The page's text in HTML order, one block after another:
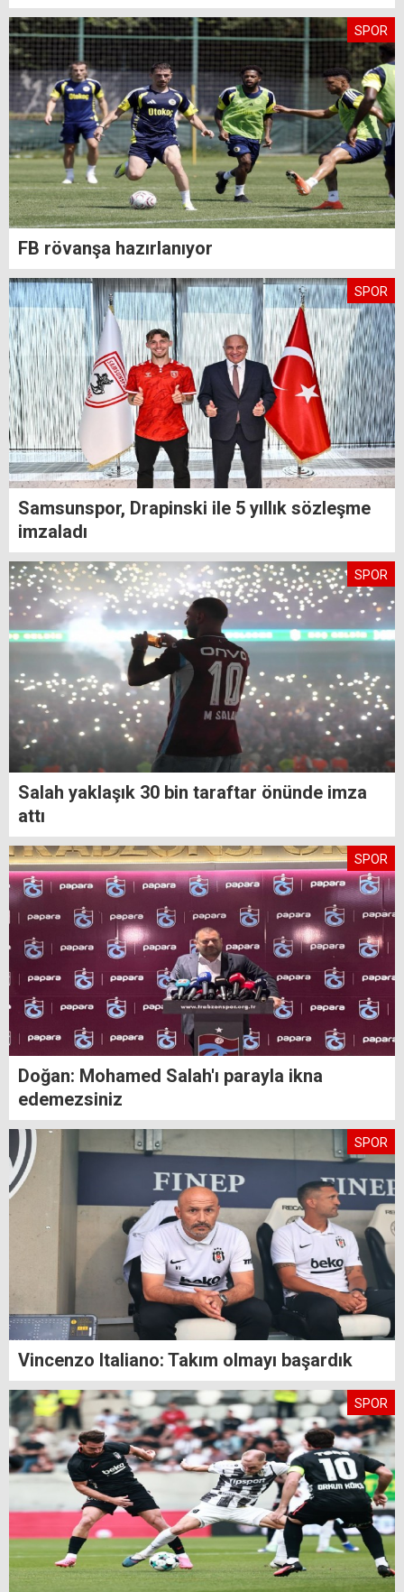
SPOR
FB rövanşa hazırlanıyor
SPOR
Samsunspor, Drapinski ile 5 yıllık sözleşme
imzaladı
SPOR
Salah yaklaşık 30 bin taraftar önünde imza
attı
SPOR
Doğan: Mohamed Salah'ı parayla ikna
edemezsiniz
SPOR
Vincenzo Italiano: Takım olmayı başardık
SPOR